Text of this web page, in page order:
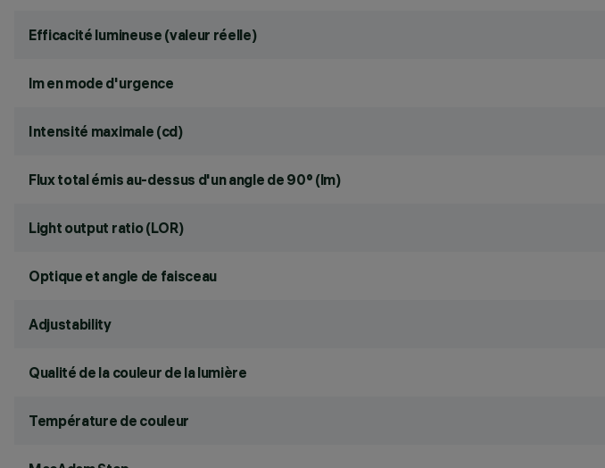
Efficacité lumineuse (valeur réelle)
lm en mode d'urgence
Intensité maximale (cd)
Flux total émis au-dessus d'un angle de 90° (lm)
Light output ratio (LOR)
Optique et angle de faisceau
Adjustability
Qualité de la couleur de la lumière
Température de couleur